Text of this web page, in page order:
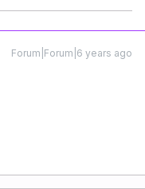
Forum|Forum|6 years ago